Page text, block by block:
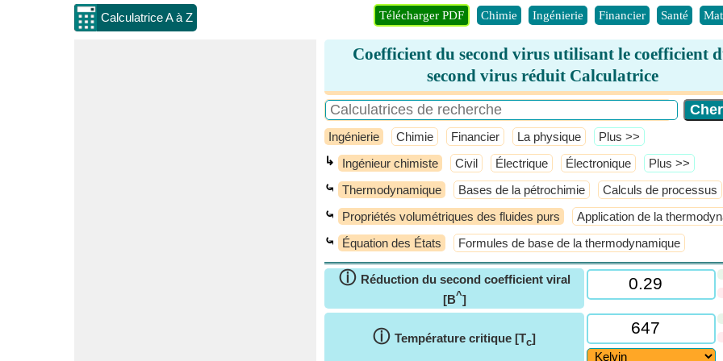
Calculatrice A à Z Télécharger PDF Chimie Ingénierie Financier Santé
Coefficient du second virus utilisant le coefficient
second virus réduit Calculatrice
Ingénierie Chimie Financier La physique ​Plus >>
↳ Ingénieur chimiste Civil Électrique Électronique ​Plus >>
⤿ Thermodynamique Bases de la pétrochimie Calculs de processus
⤿ Propriétés volumétriques des fluides purs Application de la
⤿ Équation des États Formules de base de la thermodynamique
ⓘ Réduction du second coefficient viral
[B^]
ⓘ Température critique [Tc]